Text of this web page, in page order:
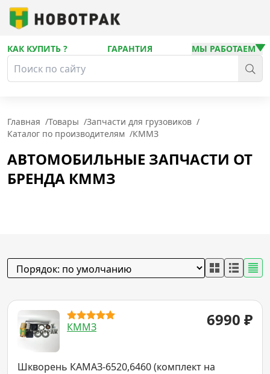
КАК КУПИТЬ ? ГАРАНТИЯ МЫ РАБОТАЕМ
Главная /Товары /Запчасти для грузовиков /
Каталог по производителям /КММЗ
АВТОМОБИЛЬНЫЕ ЗАПЧАСТИ ОТ
БРЕНДА КММЗ
КММЗ 6990 ₽
Шкворень КАМАЗ-6520,6460 (комплект на